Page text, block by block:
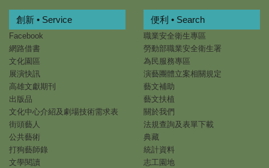
創新 • Service
Facebook
網路借書
文化園區
展演快訊
高雄文獻期刊
出版品
文化中心介紹及劇場技術需求表
街頭藝人
公共藝術
打狗藝師錄
文學閱讀
便利 • Search
職業安全衛生專區
勞動部職業安全衛生署
為民服務專區
演藝團體立案相關規定
藝文補助
藝文扶植
關於我們
法規查詢及表單下載
典藏
統計資料
志工園地